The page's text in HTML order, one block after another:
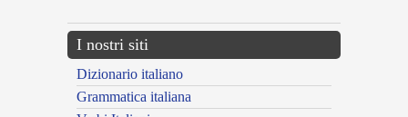
I nostri siti
Dizionario italiano
Grammatica italiana